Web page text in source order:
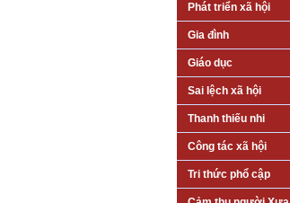
Phát triển xã hội
Gia đình
Giáo dục
Sai lệch xã hội
Thanh thiếu nhi
Công tác xã hội
Tri thức phổ cập